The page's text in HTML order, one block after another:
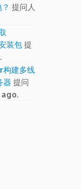
提问人
装包提
建多线
器 提问
ago.